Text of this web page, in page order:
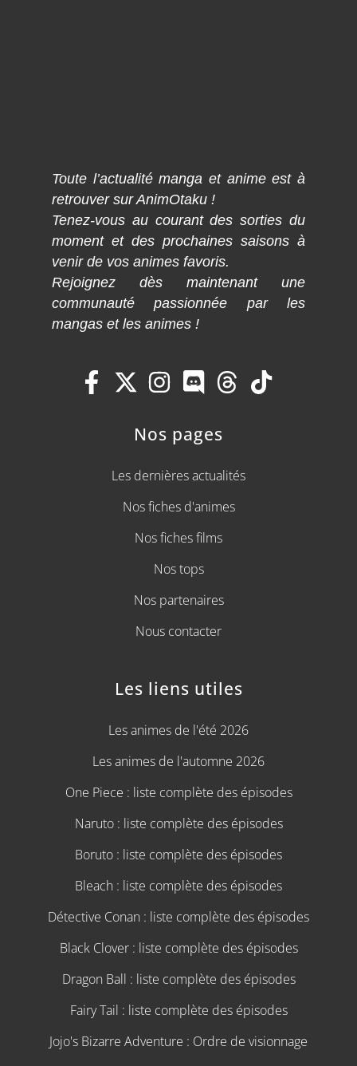
Toute l’actualité manga et anime est à
retrouver sur AnimOtaku !
Tenez-vous au courant des sorties du
moment et des prochaines saisons à
venir de vos animes favoris.
Rejoignez dès maintenant une
communauté passionnée par les
mangas et les animes !
Nos pages
Les dernières actualités
Nos fiches d'animes
Nos fiches films
Nos tops
Nos partenaires
Nous contacter
Les liens utiles
Les animes de l'été 2026
Les animes de l'automne 2026
One Piece : liste complète des épisodes
Naruto : liste complète des épisodes
Boruto : liste complète des épisodes
Bleach : liste complète des épisodes
Détective Conan : liste complète des épisodes
Black Clover : liste complète des épisodes
Dragon Ball : liste complète des épisodes
Fairy Tail : liste complète des épisodes
Jojo's Bizarre Adventure : Ordre de visionnage